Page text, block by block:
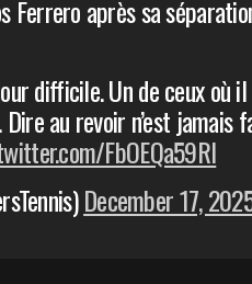
Ferrero après sa
difficile. Un de ceux où
au revoir n’est jamais
FbOEQa59Rl
December 17,